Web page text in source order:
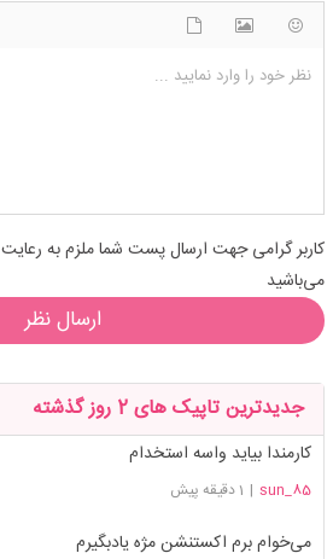
نظر خود را وارد نمایید ...
کاربر گرامی جهت ارسال پست شما ملزم به رعایت
می‌باشید
ارسال نظر
جدیدترین تاپیک های 2 روز گذشته
کارمندا بیاید واسه استخدام
85_sun
| 1 دقیقه پیش
می‌خوام برم اکستنشن مژه یادبگیرم